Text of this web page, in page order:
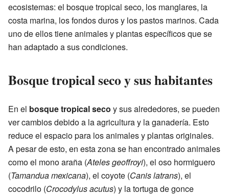
ecosistemas: el bosque tropical seco, los manglares, la
costa marina, los fondos duros y los pastos marinos. Cada
uno de ellos tiene animales y plantas específicos que se
han adaptado a sus condiciones.
Bosque tropical seco y sus habitantes
En el bosque tropical seco y sus alrededores, se pueden
ver cambios debido a la agricultura y la ganadería. Esto
reduce el espacio para los animales y plantas originales.
A pesar de esto, en esta zona se han encontrado animales
como el mono araña (Ateles geoffroyi), el oso hormiguero
(Tamandua mexicana), el coyote (Canis latrans), el
cocodrilo (Crocodylus acutus) y la tortuga de gonce